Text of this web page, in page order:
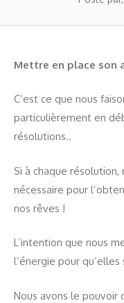
Mettre en place son
C’est ce que nous
particulièrement en
résolutions..
Si à chaque
nécessaire pour
nos rêves !
L’intention que nous
l’énergie pour
Nous avons le pouvoir